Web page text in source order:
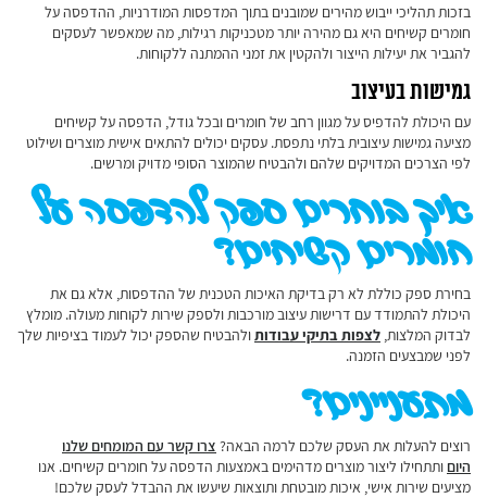
בזכות תהליכי ייבוש מהירים שמובנים בתוך המדפסות המודרניות, ההדפסה על
חומרים קשיחים היא גם מהירה יותר מטכניקות רגילות, מה שמאפשר לעסקים
להגביר את יעילות הייצור ולהקטין את זמני ההמתנה ללקוחות.
גמישות בעיצוב
עם היכולת להדפיס על מגוון רחב של חומרים ובכל גודל, הדפסה על קשיחים
מציעה גמישות עיצובית בלתי נתפסת. עסקים יכולים להתאים אישית מוצרים ושילוט
לפי הצרכים המדויקים שלהם ולהבטיח שהמוצר הסופי מדויק ומרשים.
איך בוחרים ספק להדפסה על
חומרים קשיחים?
בחירת ספק כוללת לא רק בדיקת האיכות הטכנית של ההדפסות, אלא גם את
היכולת להתמודד עם דרישות עיצוב מורכבות ולספק שירות לקוחות מעולה. מומלץ
לבדוק המלצות, לצפות בתיקי עבודותולהבטיח שהספק יכול לעמוד בציפיות שלך
לפני שמבצעים הזמנה.
מתעניינים?
רוצים להעלות את העסק שלכם לרמה הבאה? צרו קשר עם המומחים שלנו
היום ותתחילו ליצור מוצרים מדהימים באמצעות הדפסה על חומרים קשיחים. אנו
מציעים שירות אישי, איכות מובטחת ותוצאות שיעשו את ההבדל לעסק שלכם!